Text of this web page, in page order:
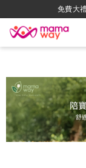
免費大
持媽媽手